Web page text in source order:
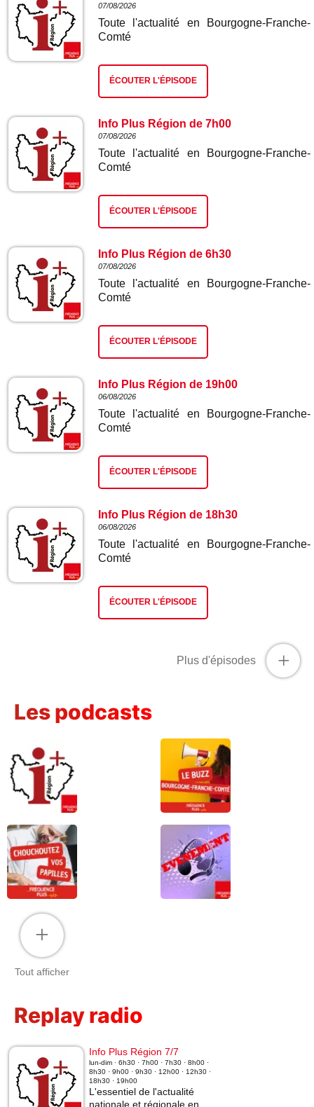
07/08/2026
Toute l'actualité en Bourgogne-Franche-
Comté
ÉCOUTER L'ÉPISODE
Info Plus Région de 7h00
07/08/2026
Toute l'actualité en Bourgogne-Franche-
Comté
ÉCOUTER L'ÉPISODE
Info Plus Région de 6h30
07/08/2026
Toute l'actualité en Bourgogne-Franche-
Comté
ÉCOUTER L'ÉPISODE
Info Plus Région de 19h00
06/08/2026
Toute l'actualité en Bourgogne-Franche-
Comté
ÉCOUTER L'ÉPISODE
Info Plus Région de 18h30
06/08/2026
Toute l'actualité en Bourgogne-Franche-
Comté
ÉCOUTER L'ÉPISODE
+
Plus d'épisodes
Les podcasts
+
Tout afficher
Replay radio
Info Plus Région 7/7
lun-dim · 6h30 · 7h00 · 7h30 · 8h00 ·
8h30 · 9h00 · 9h30 · 12h00 · 12h30 ·
18h30 · 19h00
L'essentiel de l'actualité
nationale et régionale en